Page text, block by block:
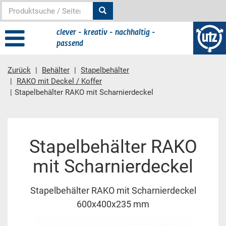
clever - kreativ - nachhaltig -
passend
Zurück Behälter
Stapelbehälter
RAKO mit Deckel / Koffer
Stapelbehälter RAKO mit Scharnierdeckel
Stapelbehälter RAKO
mit Scharnierdeckel
Stapelbehälter RAKO mit Scharnierdeckel
600x400x235 mm